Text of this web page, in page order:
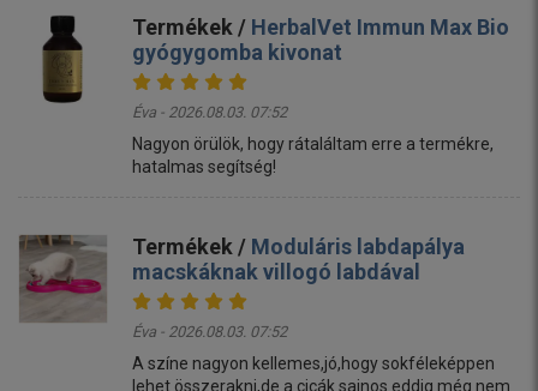
Termékek / HerbalVet Immun Max Bio
gyógygomba kivonat
Éva - 2026.08.03. 07:52
Nagyon örülök, hogy rátaláltam erre a termékre,
hatalmas segítség!
Termékek / Moduláris labdapálya
macskáknak villogó labdával
Éva - 2026.08.03. 07:52
A színe nagyon kellemes,jó,hogy sokféleképpen
lehet összerakni,de a cicák sajnos eddig még nem